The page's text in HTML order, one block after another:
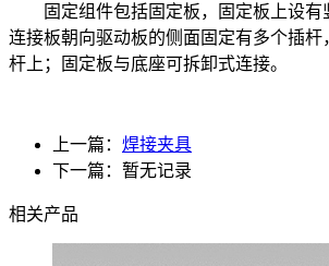
固定组件包括固定板，固定板上设有
连接板朝向驱动板的侧面固定有多个插杆
杆上；固定板与底座可拆卸式连接。
上一篇： 焊接夹具
下一篇：暂无记录
相关产品